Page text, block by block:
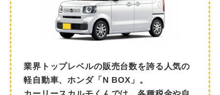
業界トップレベルの販売台数を誇る人気の
軽自動車、ホンダ「N BOX」。